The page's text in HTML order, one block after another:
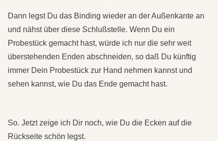
Dann legst Du das Binding wieder an der Außenkante an
und nähst über diese Schlußstelle. Wenn Du ein
Probestück gemacht hast, würde ich nur die sehr weit
überstehenden Enden abschneiden, so daß Du künftig
immer Dein Probestück zur Hand nehmen kannst und
sehen kannst, wie Du das Ende gemacht hast.
So. Jetzt zeige ich Dir noch, wie Du die Ecken auf die
Rückseite schön legst.